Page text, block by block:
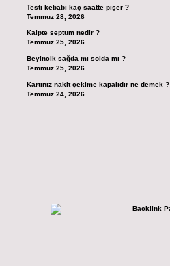
Testi kebabı kaç saatte pişer ?
Temmuz 28, 2026
Kalpte septum nedir ?
Temmuz 25, 2026
Beyincik sağda mı solda mı ?
Temmuz 25, 2026
Kartınız nakit çekime kapalıdır ne demek ?
Temmuz 24, 2026